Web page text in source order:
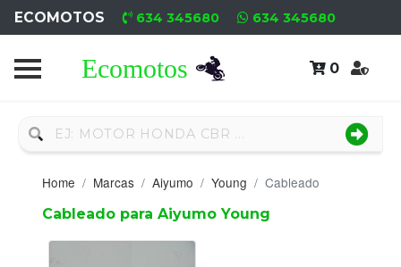
ECOMOTOS 634 345680 634 345680
0
Home
Nuevo
Neumáticos
Campa
Home Marcas Aiyumo Young Cableado
Cableado para Aiyumo Young